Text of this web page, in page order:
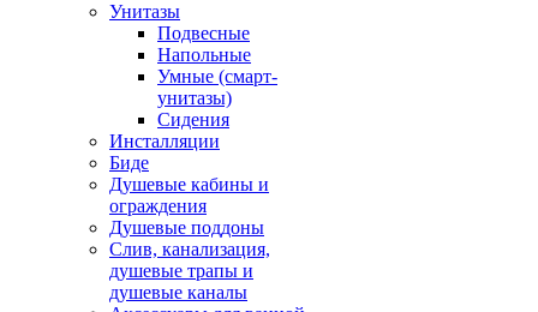
Унитазы
Подвесные
Напольные
Умные (смарт-
унитазы)
Сидения
Инсталляции
Биде
Душевые кабины и
ограждения
Душевые поддоны
Слив, канализация,
душевые трапы и
душевые каналы